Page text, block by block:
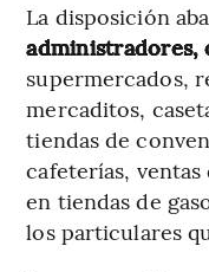
La disposición
administradores,
supermercados,
mercaditos,
tiendas de
cafeterías,
en tiendas de
los particulares